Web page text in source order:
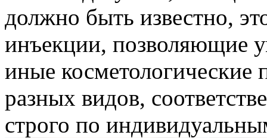
должно быть известно,
инъекции, позволяющие
иные
разных видов,
строго по